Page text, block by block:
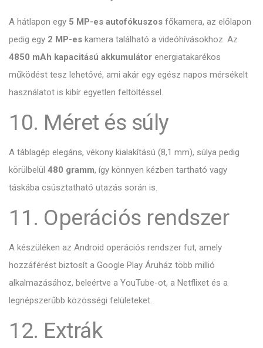
A hátlapon egy 5 MP-es autofókuszos főkamera, az előlapon
pedig egy 2 MP-es kamera található a videóhívásokhoz. Az
4850 mAh kapacitású akkumulátor energiatakarékos
működést tesz lehetővé, ami akár egy egész napos mérsékelt
használatot is kibír egyetlen feltöltéssel.
10. Méret és súly
A táblagép elegáns, vékony kialakítású (8,1 mm), súlya pedig
körülbelül 480 gramm, így könnyen kézben tartható vagy
táskába csúsztatható utazás során is.
11. Operációs rendszer
A készüléken az Android operációs rendszer fut, amely
hozzáférést biztosít a Google Play Áruház több millió
alkalmazásához, beleértve a YouTube-ot, a Netflixet és a
legnépszerűbb közösségi felületeket.
12. Extrák